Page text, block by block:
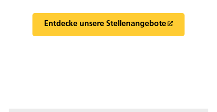
Entdecke unsere Stellenangebote